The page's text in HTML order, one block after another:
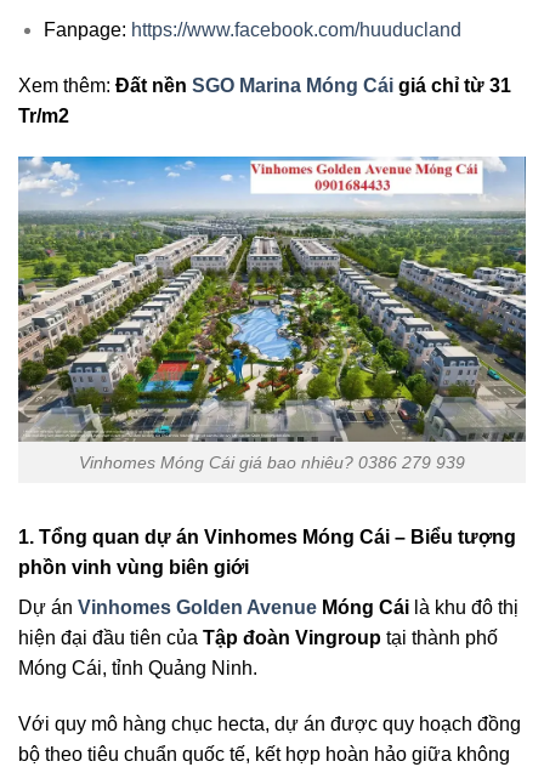
Fanpage: https://www.facebook.com/huuducland
Xem thêm: Đất nền SGO Marina Móng Cái giá chỉ từ 31
Tr/m2
Vinhomes Móng Cái giá bao nhiêu? 0386 279 939
1. Tổng quan dự án Vinhomes Móng Cái – Biểu tượng
phồn vinh vùng biên giới
Dự án Vinhomes Golden Avenue Móng Cái là khu đô thị
hiện đại đầu tiên của Tập đoàn Vingroup tại thành phố
Móng Cái, tỉnh Quảng Ninh.
Với quy mô hàng chục hecta, dự án được quy hoạch đồng
bộ theo tiêu chuẩn quốc tế, kết hợp hoàn hảo giữa không